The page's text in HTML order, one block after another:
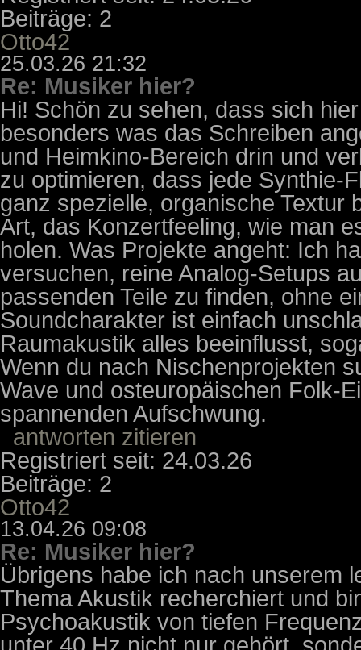
Beiträge: 2
Otto42
25.03.26 21:32
Re: Musiker hier?
Hi! Schön zu sehen, dass sich
besonders was das Schreiben
und Heimkino-Bereich drin und
zu optimieren, dass jede Synthie-
ganz spezielle, organische Textur
Art, das Konzertfeeling, wie man
holen. Was Projekte angeht: Ich
versuchen, reine Analog-Setups
passenden Teile zu finden, ohne
Soundcharakter ist einfach
Raumakustik alles beeinflusst,
Wenn du nach Nischenprojekten
Wave und osteuropäischen Folk-
spannenden Aufschwung.
antworten zitieren
Registriert seit: 24.03.26
Beiträge: 2
Otto42
13.04.26 09:08
Re: Musiker hier?
Übrigens habe ich nach unserem
Thema Akustik recherchiert und
Psychoakustik von tiefen
unter 40 Hz nicht nur gehört,